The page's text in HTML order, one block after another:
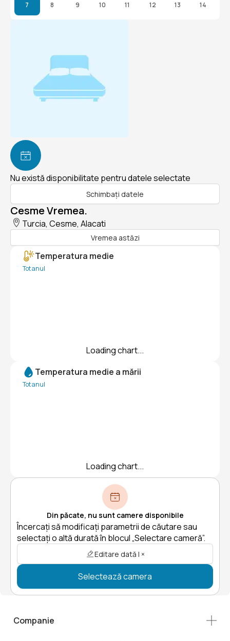
7 8 9 10 11 12 13 14
Nu există disponibilitate pentru datele selectate
Schimbați datele
Cesme Vremea.
Turcia, Cesme, Alacati
Vremea astăzi
Temperatura medie
Tot anul
Loading chart...
Temperatura medie a mării
Tot anul
Loading chart...
Din păcate, nu sunt camere disponibile
Încercați să modificați parametrii de căutare sau
selectați o altă durată în blocul „Selectare cameră”.
Editare dată | ×
Selectează camera
Companie